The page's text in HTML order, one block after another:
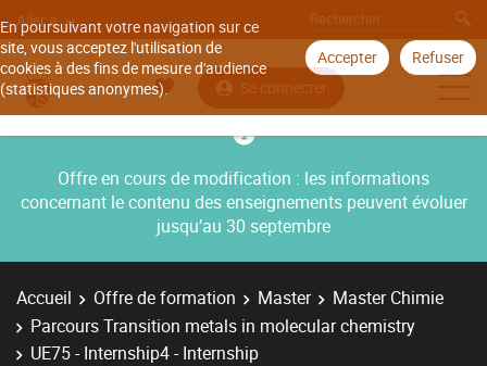
En poursuivant votre navigation sur ce
site, vous acceptez l'utilisation de
cookies à des fins de mesure d'audience
(statistiques anonymes).
Accepter Refuser
Aller à
Se connecter
Offre en cours de modification : les informations
concernant le contenu des enseignements peuvent évoluer
jusqu’au 30 septembre
Accueil Offre de formation Master
Master Chimie
Parcours Transition metals in molecular chemistry
UE75 - Internship4 - Internship